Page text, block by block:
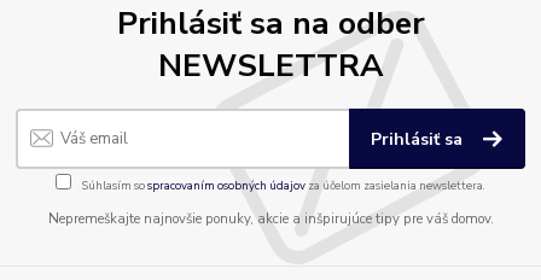
Prihlásiť sa na odber
NEWSLETTRA
Prihlásiť sa
Súhlasím sospracovaním osobných údajov za účelom zasielania newslettera.
Nepremeškajte najnovšie ponuky, akcie a inšpirujúce tipy pre váš domov.